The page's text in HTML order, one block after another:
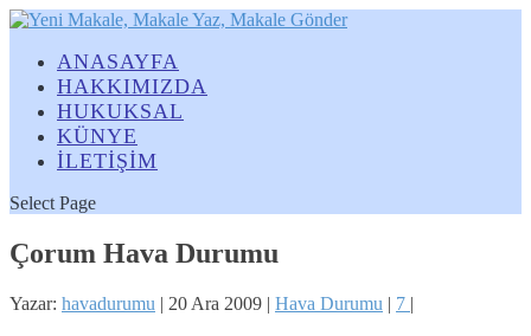
ANASAYFA
HAKKIMIZDA
HUKUKSAL
KÜNYE
İLETİŞİM
Select Page
Çorum Hava Durumu
Yazar: havadurumu | 20 Ara 2009 | Hava Durumu | 7 |